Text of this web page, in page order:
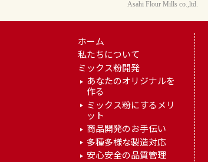
Asahi Flour Mills co.,ltd.
ホーム
私たちについて
ミックス粉開発
あなたのオリジナルを
作る
ミックス粉にするメリ
ット
商品開発のお手伝い
多種多様な製造対応
安心安全の品質管理